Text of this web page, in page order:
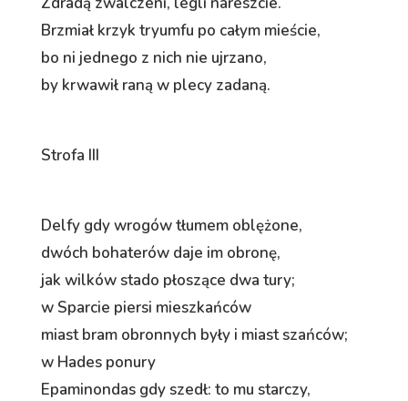
Brzmiał krzyk tryumfu po całym mieście,
bo ni jednego z nich nie ujrzano,
by krwawił raną w plecy zadaną.
Strofa III
Delfy gdy wrogów tłumem oblężone,
dwóch bohaterów daje im obronę,
jak wilków stado płoszące dwa tury;
w Sparcie piersi mieszkańców
miast bram obronnych były i miast szańców;
w Hades ponury
Epaminondas gdy szedł: to mu starczy,